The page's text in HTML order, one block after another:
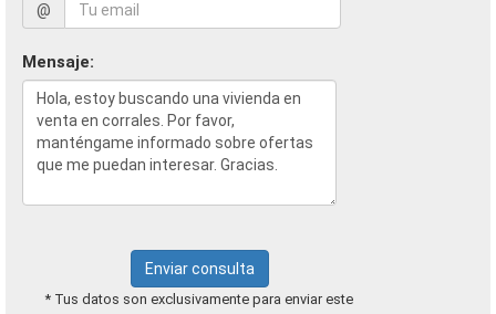
@
Mensaje:
Enviar consulta
* Tus datos son exclusivamente para enviar este